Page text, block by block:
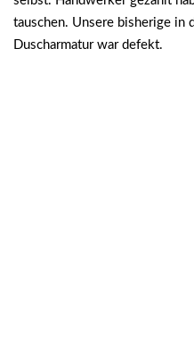
tauschen. Unsere bisherige in
Duscharmatur war defekt.